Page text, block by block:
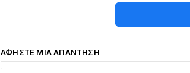
ΑΦΉΣΤΕ ΜΙΑ ΑΠΆΝΤΗΣΗ